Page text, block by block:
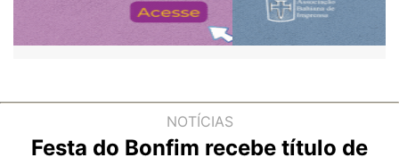
NOTÍCIAS
Festa do Bonfim recebe título de